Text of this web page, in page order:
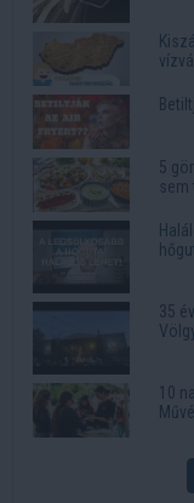
5
sem
35
10